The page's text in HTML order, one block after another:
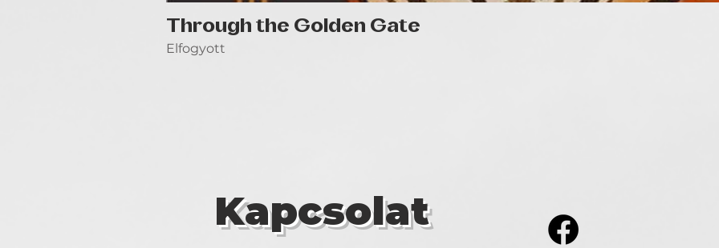
Through the Golden Gate
Elfogyott
Kapcsolat